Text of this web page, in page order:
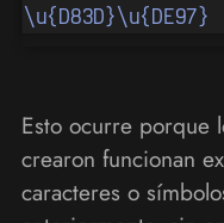
\u{D83D}\u{DE97}
Esto ocurre porque
crearon funcionan
caracteres o